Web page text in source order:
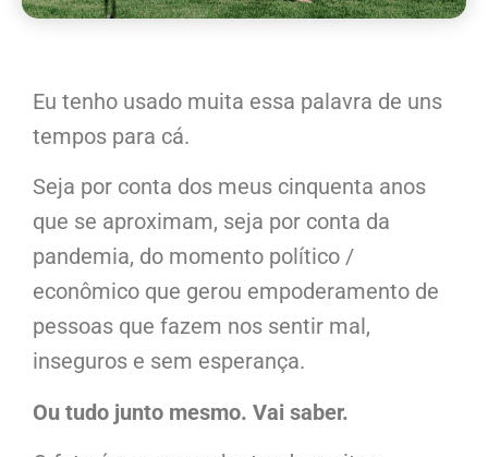
Eu tenho usado muita essa palavra de uns
tempos para cá.
Seja por conta dos meus cinquenta anos
que se aproximam, seja por conta da
pandemia, do momento político /
econômico que gerou empoderamento de
pessoas que fazem nos sentir mal,
inseguros e sem esperança.
Ou tudo junto mesmo. Vai saber.